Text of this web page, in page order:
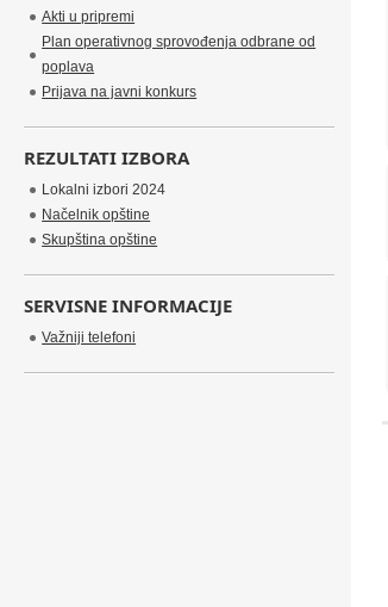
Akti u pripremi
Plan operativnog sprovođenja odbrane od
poplava
Prijava na javni konkurs
REZULTATI IZBORA
Lokalni izbori 2024
Načelnik opštine
Skupština opštine
SERVISNE INFORMACIJE
Važniji telefoni